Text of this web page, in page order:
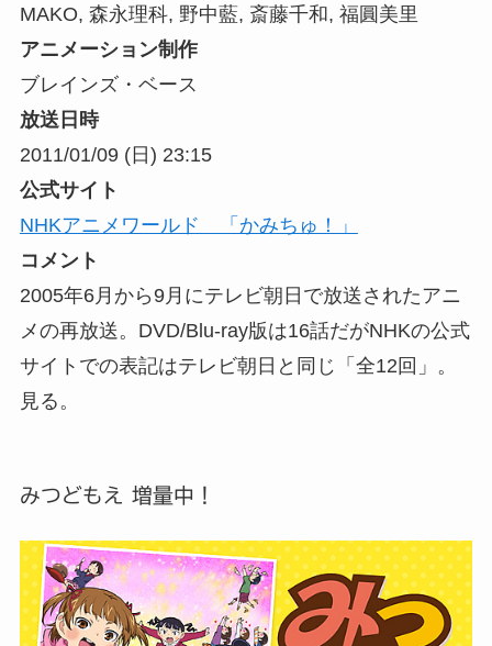
MAKO, 森永理科, 野中藍, 斎藤千和, 福圓美里
アニメーション制作
ブレインズ・ベース
放送日時
2011/01/09 (日) 23:15
公式サイト
NHKアニメワールド 「かみちゅ！」
コメント
2005年6月から9月にテレビ朝日で放送されたアニ
メの再放送。DVD/Blu-ray版は16話だがNHKの公式
サイトでの表記はテレビ朝日と同じ「全12回」。
見る。
みつどもえ 増量中！